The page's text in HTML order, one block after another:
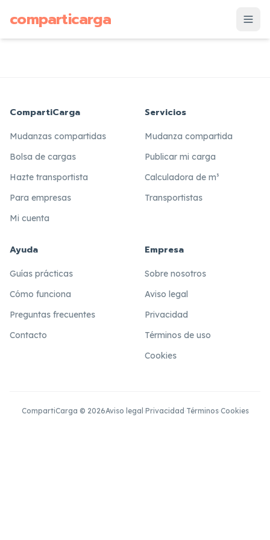
comparticarga
CompartiCarga
Mudanzas compartidas
Bolsa de cargas
Hazte transportista
Para empresas
Mi cuenta
Servicios
Mudanza compartida
Publicar mi carga
Calculadora de m³
Transportistas
Ayuda
Guías prácticas
Cómo funciona
Preguntas frecuentes
Contacto
Empresa
Sobre nosotros
Aviso legal
Privacidad
Términos de uso
Cookies
CompartiCarga © 2026Aviso legal ·Privacidad ·Términos·Cookies